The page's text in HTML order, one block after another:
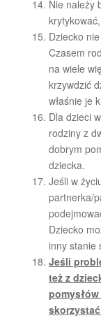
Nie należy
Dziecko
Czasem
na wiele
krzywdzić
właśnie je
Dla dzieci
rodziny z
dobrym
dziecka.
Jeśli w
partnerka/
Dziecko
inny stanie
Jeśli
też z